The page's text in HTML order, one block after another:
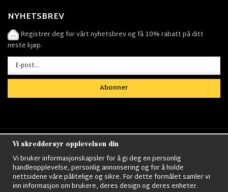
NYHETSBREV
Registrer deg for vårt nyhetsbrev og få 10% rabatt på ditt
neste kjøp.
Abonner
Nordens största utbud av
kläder,Militärtöverskott, Militärutrustning, Ordningsvakt
utrustning,väktarkläder,Militärbyxor,Militärjackor,M65
Jackor,Bomberjackor,Militärkängor,Militära Ryggsäckar,Vintage Army
kläder,Sjömanskläder,Paracord,Gasmask,Ghillie
Vi skreddersyr opplevelsen din
Vi bruker informasjonskapsler for å gi deg en personlig
handleopplevelse, personlig annonsering og for å holde
nettsidene våre pålitelige og sikre. For dette formålet samler vi
inn informasjon om brukere, deres design og deres enheter.